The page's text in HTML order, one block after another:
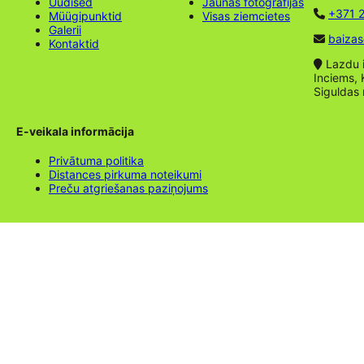
Müügipunktid
Galerii
Kontaktid
Visas ziemcietes
+371
Lazdu
Inciems,
Siguldas
E-veikala informācija
Privātuma politika
Distances pirkuma noteikumi
Preču atgriešanas paziņojums